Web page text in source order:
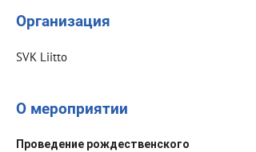
Организация
SVK Liitto
О мероприятии
Проведение рождественского